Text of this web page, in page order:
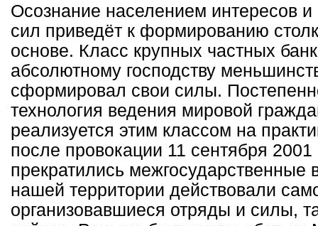
Осознание населением интересов
сил приведёт к формированию
основе. Класс крупных частных
абсолютному господству
сформировал свои силы.
технология ведения мировой
реализуется этим классом на
после провокации 11 сентября 2001
прекратились межгосударственные
нашей территории действовали
организовавшиеся отряды и силы,